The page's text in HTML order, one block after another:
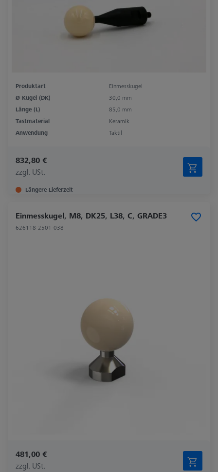
Produktart
Einmesskugel
Ø Kugel (DK)
30,0 mm
Länge (L)
85,0 mm
Tastmaterial
Keramik
Anwendung
Taktil
832,80 €
zzgl. USt.
Längere Lieferzeit
Einmesskugel, M8, DK25, L38, C, GRADE3
626118-2501-038
481,00 €
zzgl. USt.